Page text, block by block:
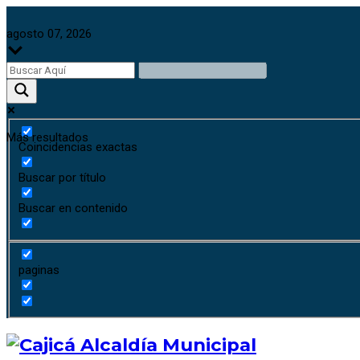
agosto 07, 2026
Más resultados
Coincidencias exactas
Buscar por título
Buscar en contenido
paginas